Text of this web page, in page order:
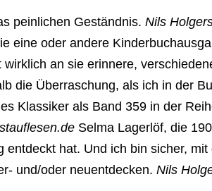
peinlichen Geständnis. Nils
eine oder andere
an sie erinnere,
die Überraschung, als ich in der
Klassiker als Band 359 in der
Selma Lagerlöf, die
hat. Und ich bin sicher,
und/oder neuentdecken. Nils